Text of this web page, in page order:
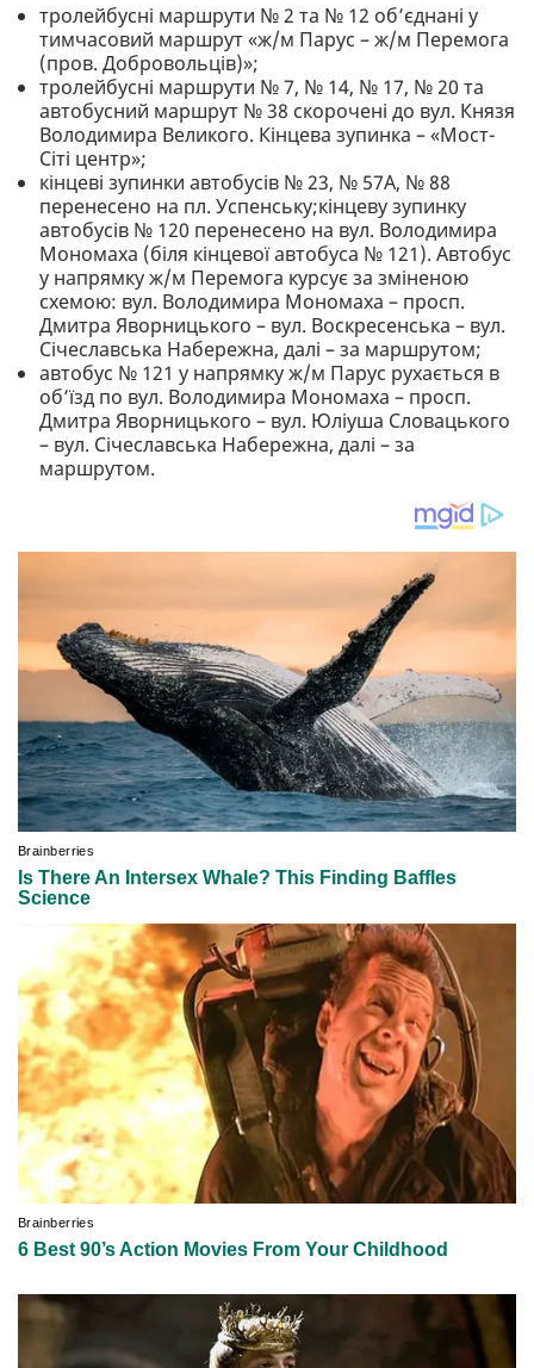
тролейбусні маршрути № 2 та № 12 об’єднані у
тимчасовий маршрут «ж/м Парус – ж/м Перемога
(пров. Добровольців)»;
тролейбусні маршрути № 7, № 14, № 17, № 20 та
автобусний маршрут № 38 скорочені до вул. Князя
Володимира Великого. Кінцева зупинка – «Мост-
Сіті центр»;
кінцеві зупинки автобусів № 23, № 57А, № 88
перенесено на пл. Успенську;кінцеву зупинку
автобусів № 120 перенесено на вул. Володимира
Мономаха (біля кінцевої автобуса № 121). Автобус
у напрямку ж/м Перемога курсує за зміненою
схемою: вул. Володимира Мономаха – просп.
Дмитра Яворницького – вул. Воскресенська – вул.
Січеславська Набережна, далі – за маршрутом;
автобус № 121 у напрямку ж/м Парус рухається в
об’їзд по вул. Володимира Мономаха – просп.
Дмитра Яворницького – вул. Юліуша Словацького
– вул. Січеславська Набережна, далі – за
маршрутом.